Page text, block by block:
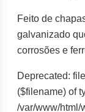
Feito de
galvanizado
corrosões e
Deprecated:
($filename) of
/var/www/html/